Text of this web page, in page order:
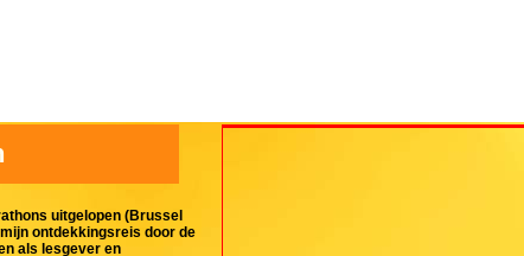
uitgelopen (Brussel
ontdekkingsreis door de
als lesgever en